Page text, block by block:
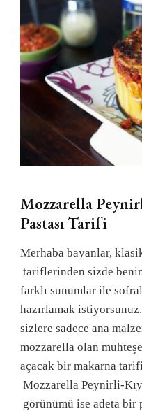
Mozzarella
Pastası Tarifi
Merhaba bayanlar,
tariflerinden sizde
farklı sunumlar ile
hazırlamak
sizlere sadece ana
mozzarella olan
açacak bir makarna
Mozzarella Peynirli-
görünümü ise adeta bir